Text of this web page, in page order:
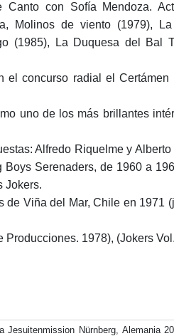
con Sofía Mendoza.
Molinos de viento (1979),
(1985), La Duquesa del Bal
el concurso radial el Certámen
uno de los más brillantes
Alfredo Riquelme y
Serenaders, de 1960 a
Jokers.
de Viña del Mar, Chile en 1971
1978), (Jokers
Nürnberg, Alemania